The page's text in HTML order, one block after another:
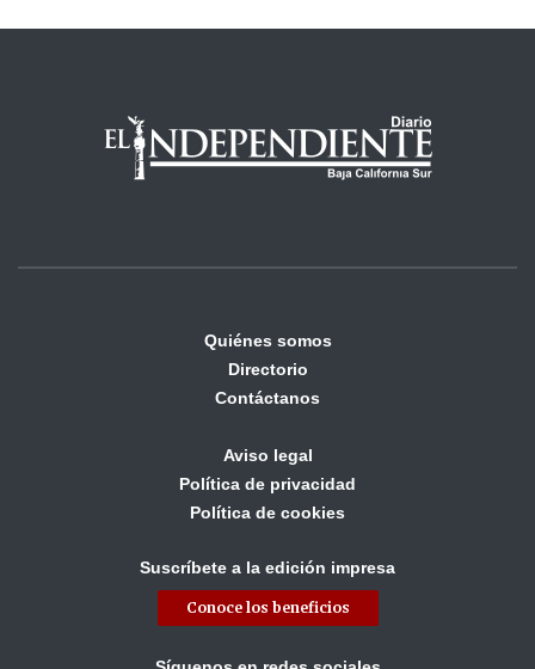
Quiénes somos
Directorio
Contáctanos
Aviso legal
Política de privacidad
Política de cookies
Suscríbete a la edición impresa
Conoce los beneficios